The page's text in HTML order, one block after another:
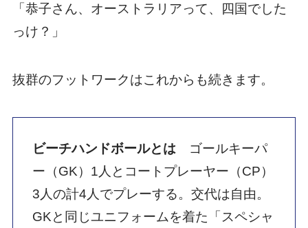
「恭子さん、オーストラリアって、四国でした
っけ？」
抜群のフットワークはこれからも続きます。
ビーチハンドボールとは ゴールキーパ
ー（GK）1人とコートプレーヤー（CP）
3人の計4人でプレーする。交代は自由。
GKと同じユニフォームを着た「スペシャ